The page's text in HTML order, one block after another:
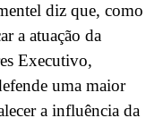
diz que, como
a atuação da
Executivo,
uma maior
a influência da